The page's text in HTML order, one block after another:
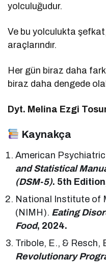
yolculuğudur.
Ve bu yolculukta
araçlarındır.
Her gün biraz daha
biraz daha dengede
Dyt. Melina Ezgi
Kaynakça
American
and Statistical
(DSM-5). 5th
National Institute of
(NIMH). Eating
Food, 2024.
Tribole, E., & Resch,
Revolutionary